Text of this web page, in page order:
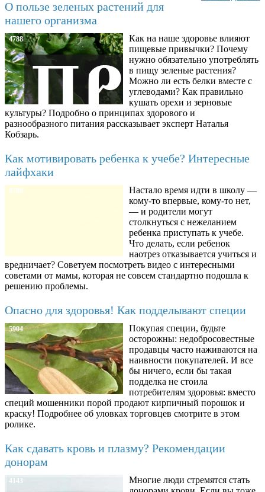
О пользе зеленых растений для
нашего организма
4788
Как на наше здоровье влияют
пищевые привычки? Почему
нужно обязательно употреблять
в пищу зеленые растения?
Можно ли есть белки вместе с
углеводами? Как правильно
кушать орехи и зерновые
культуры? Подробно о принципах здорового и
разнообразного питания рассказывает эксперт Наталья
Кобзарь.
Как мотивировать ребенка к учебе? Интересные
лайфхаки
8780
Настало время идти в школу —
кому-то впервые, кому-то нет,
— и родители могут
столкнуться с нежеланием
ребенка приступать к учебе.
Что делать, если ребенок
наотрез отказывается учиться и
вредничает? Советуем посмотреть видео с интересными
советами от мамы, которая не совсем стандартно подошла к
решению проблемы.
Опасно для здоровья! Как подделывают специи
5904
Покупая специи, будьте
осторожны: недобросовестные
продавцы часто наживаются на
наивности покупателей. И все
бы ничего, если бы такая
подделка не стоила
потребителям здоровья: вместо
специй мошенники порой продают кирпичный порошок и
краску! Подробнее об уловках торговцев смотрите в этом
ролике.
Как сдавать кровь и плазму? Рекомендации
донорам
4143
Многие люди стремятся стать